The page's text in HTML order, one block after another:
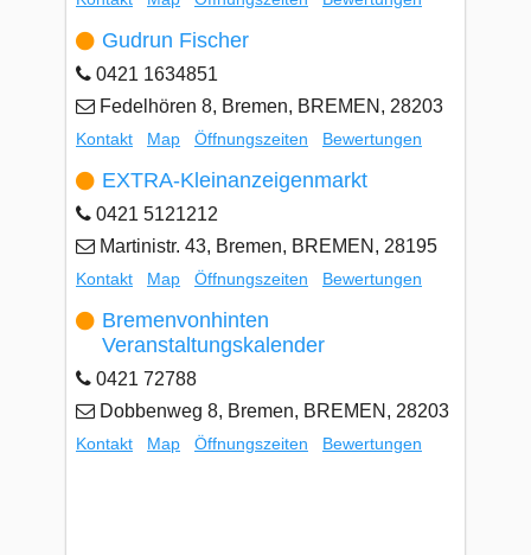
Gudrun Fischer
0421 1634851
Fedelhören 8, Bremen, BREMEN, 28203
Kontakt Map Öffnungszeiten Bewertungen
EXTRA-Kleinanzeigenmarkt
0421 5121212
Martinistr. 43, Bremen, BREMEN, 28195
Kontakt Map Öffnungszeiten Bewertungen
Bremenvonhinten
Veranstaltungskalender
0421 72788
Dobbenweg 8, Bremen, BREMEN, 28203
Kontakt Map Öffnungszeiten Bewertungen